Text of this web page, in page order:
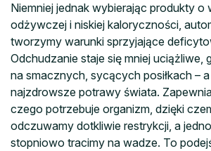
Niemniej jednak wybierając produkty
odżywczej i niskiej kaloryczności,
tworzymy warunki sprzyjające
Odchudzanie staje się mniej uciążliwe,
na smacznych, sycących posiłkach – a
najzdrowsze potrawy świata.
czego potrzebuje organizm, dzięki
odczuwamy dotkliwie restrykcji, a
stopniowo tracimy na wadze. To